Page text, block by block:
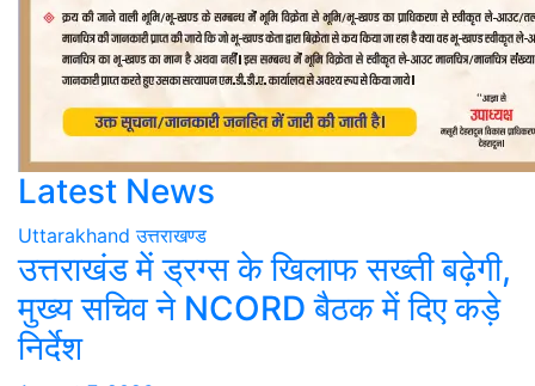
Latest News
Uttarakhand उत्तराखण्ड
उत्तराखंड में ड्रग्स के खिलाफ सख्ती बढ़ेगी,
मुख्य सचिव ने NCORD बैठक में दिए कड़े
निर्देश